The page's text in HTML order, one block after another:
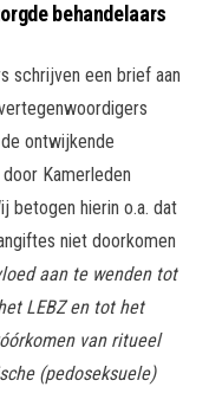
behandelaars
schrijven een brief aan
ontwijkende
Kamerleden
betogen hierin o.a. dat
niet doorkomen
aan te wenden tot
LEBZ en tot het
van ritueel
(pedoseksuele)